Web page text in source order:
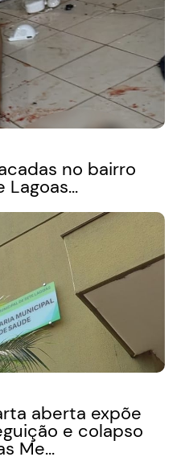
no bairro
aberta expõe
e colapso
Me...